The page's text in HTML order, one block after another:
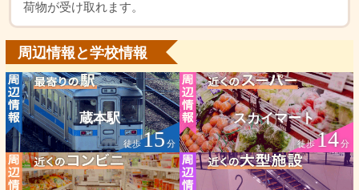
荷物が受け取れます。
周辺情報と学校情報
蔵本駅
徒歩15 分
スカイマート
徒歩14分